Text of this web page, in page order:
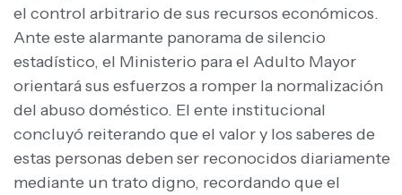
el control arbitrario de sus recursos económicos.
Ante este alarmante panorama de silencio
estadístico, el Ministerio para el Adulto Mayor
orientará sus esfuerzos a romper la normalización
del abuso doméstico. El ente institucional
concluyó reiterando que el valor y los saberes de
estas personas deben ser reconocidos diariamente
mediante un trato digno, recordando que el